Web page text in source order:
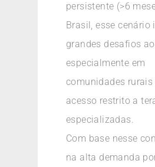
persistente (>6
Brasil, esse cenário
grandes desafios ao
especialmente em
comunidades rurais
acesso restrito a
especializadas.
Com base nesse
na alta demanda